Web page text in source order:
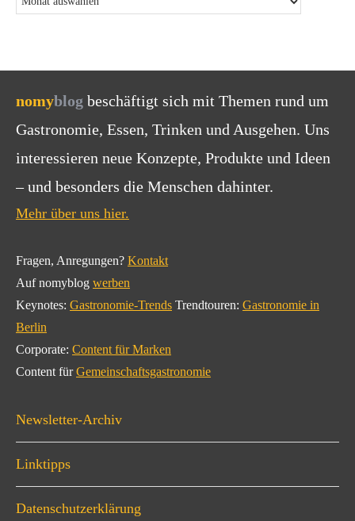
nomyblog beschäftigt sich mit Themen rund um
Gastronomie, Essen, Trinken und Ausgehen. Uns
interessieren neue Konzepte, Produkte und Ideen
– und besonders die Menschen dahinter.
Mehr über uns hier.
Fragen, Anregungen? Kontakt
Auf nomyblog werben
Keynotes: Gastronomie-Trends Trendtouren: Gastronomie in
Berlin
Corporate: Content für Marken
Content fürGemeinschaftsgastronomie
Newsletter-Archiv
Linktipps
Datenschutzerklärung